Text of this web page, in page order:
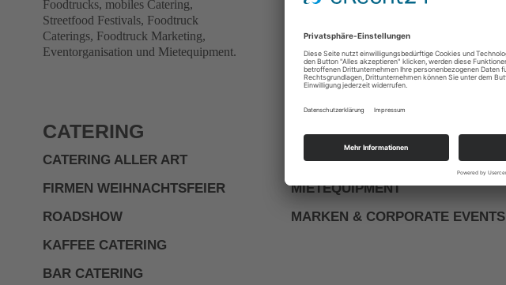
Foodtrucks, mobiles Catering,
Streetfood Festivals, Foodtruck
Caterings, Foodtruck Marketing,
Eventorganisation und Mietequipment.
Bei Fragen stehen unsere Streetfood-
Experten direkt per Telefon oder
WhatsApp Chat zur Verfügung.
CATERING
CATERING ALLER ART
FIRMEN WEIHNACHTSFEIER
ROADSHOW
KAFFEE CATERING
BAR CATERING
FULL-SERVICE
EVENTPLANUNG
MIETEQUIPMENT
MARKEN & CORPORATE EVENTS